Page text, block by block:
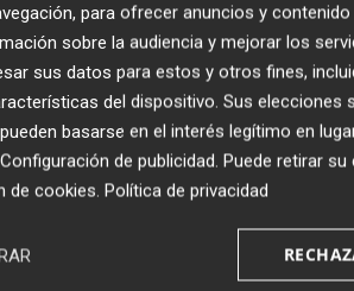
Médico de la Comunitat
de los facultativos y se reducirá el
que esta reducción en el cupo de
de los tiempos de consulta, la
y las características
para ofrecer anuncios y
sobre la audiencia y mejorar los
sus datos para estos y otros fines,
del dispositivo. Sus elecciones
basarse en el interés legítimo en
Configuración de publicidad. Puede retirar
de cookies. Política de privacidad